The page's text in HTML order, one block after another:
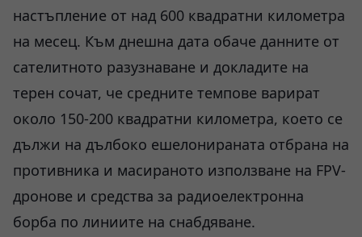
настъпление от над 600 квадратни километра
на месец. Към днешна дата обаче данните от
сателитното разузнаване и докладите на
терен сочат, че средните темпове варират
около 150-200 квадратни километра, което се
дължи на дълбоко ешелонираната отбрана на
противника и масираното използване на FPV-
дронове и средства за радиоелектронна
борба по линиите на снабдяване.